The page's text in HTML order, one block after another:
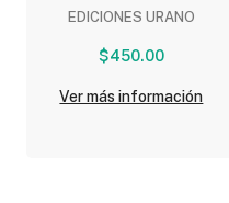
EN ARMONIA
EDICIONES URANO
$450.00
Ver más información